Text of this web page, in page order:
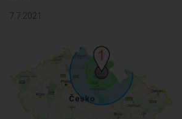
7.7.2021